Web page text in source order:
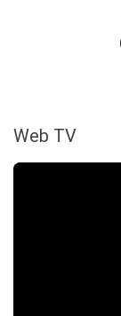
Web TV